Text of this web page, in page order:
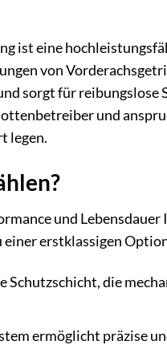
ist eine
von
sorgt für reibungslose
und
legen.
und Lebensdauer
erstklassigen
die
ermöglicht präzise